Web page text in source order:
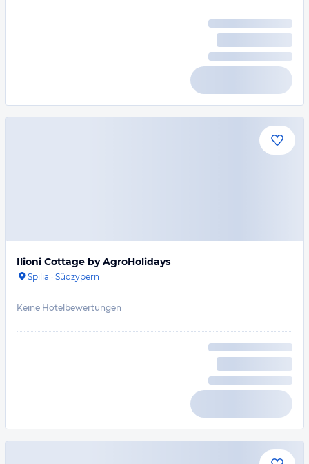
Ilioni Cottage by AgroHolidays
Spilia · Südzypern
Keine Hotelbewertungen